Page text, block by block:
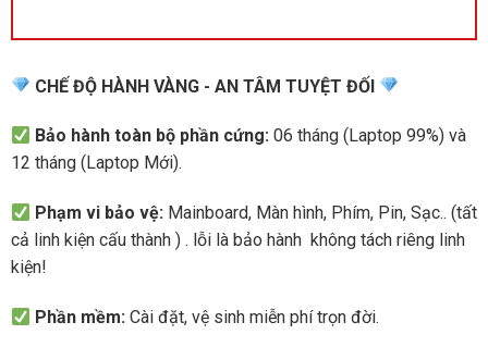
CHẾ ĐỘ HÀNH VÀNG - AN TÂM TUYỆT ĐỐI
Bảo hành toàn bộ phần cứng: 06 tháng (Laptop 99%) và
12 tháng (Laptop Mới).
Phạm vi bảo vệ: Mainboard, Màn hình, Phím, Pin, Sạc.. (tất
cả linh kiện cấu thành ) . lỗi là bảo hành không tách riêng linh
kiện!
Phần mềm: Cài đặt, vệ sinh miễn phí trọn đời.